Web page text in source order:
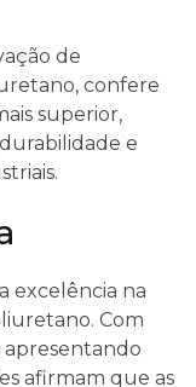
de
confere
superior,
e
excelência na
Com
apresentando
afirmam que as